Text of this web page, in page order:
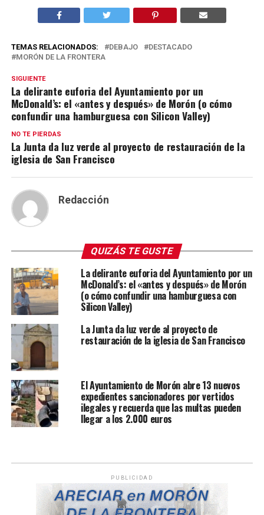
TEMAS RELACIONADOS: DEBAJO
DESTACADO
MORÓN DE LA FRONTERA
SIGUIENTE
La delirante euforia del Ayuntamiento por un
McDonald’s: el «antes y después» de Morón (o cómo
confundir una hamburguesa con Silicon Valley)
NO TE PIERDAS
La Junta da luz verde al proyecto de restauración de la
iglesia de San Francisco
Redacción
QUIZÁS TE GUSTE
La delirante euforia del Ayuntamiento por un
McDonald’s: el «antes y después» de Morón
(o cómo confundir una hamburguesa con
Silicon Valley)
La Junta da luz verde al proyecto de
restauración de la iglesia de San Francisco
El Ayuntamiento de Morón abre 13 nuevos
expedientes sancionadores por vertidos
ilegales y recuerda que las multas pueden
llegar a los 2.000 euros
PUBLICIDAD